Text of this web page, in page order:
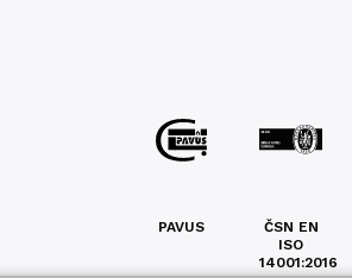
PAVUS
ČSN EN
ISO
14001:2016